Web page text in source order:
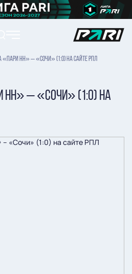
«ПАРИ НН» – «СОЧИ» (1:0) НА САЙТЕ РПЛ
НН» – «СОЧИ» (1:0) НА